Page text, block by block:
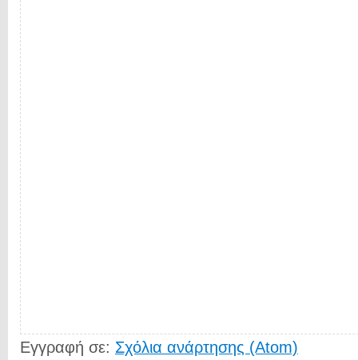
Εγγραφή σε: Σχόλια ανάρτησης (Atom)